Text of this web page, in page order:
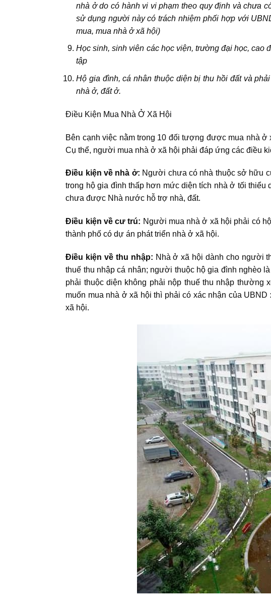
nhà ở do có hành vi vi phạm theo quy định và chưa
sử dụng người này có trách nhiệm phối hợp với
mua, mua nhà ở xã hội)
Học sinh, sinh viên các học viện, trường đại học, cao
tập
Hộ gia đình, cá nhân thuộc diện bị thu hồi đất và
nhà ở, đất ở.
Điều Kiện Mua Nhà Ở Xã Hội
Bên cạnh việc nằm trong 10 đối tượng được mua nhà ở
Cụ thể, người mua nhà ở xã hội phải đáp ứng các điều
Điều kiện về nhà ở: Người chưa có nhà thuộc sở hữu
trong hộ gia đình thấp hơn mức diện tích nhà ở tối
chưa được Nhà nước hỗ trợ nhà, đất.
Điều kiện về cư trú: Người mua nhà ở xã hội phải có
thành phố có dự án phát triển nhà ở xã hội.
Điều kiện về thu nhập: Nhà ở xã hội dành cho người
thuế thu nhập cá nhân; người thuộc hộ gia đình nghèo
phải thuộc diện không phải nộp thuế thu nhập thường
muốn mua nhà ở xã hội thì phải có xác nhận của
xã hội.